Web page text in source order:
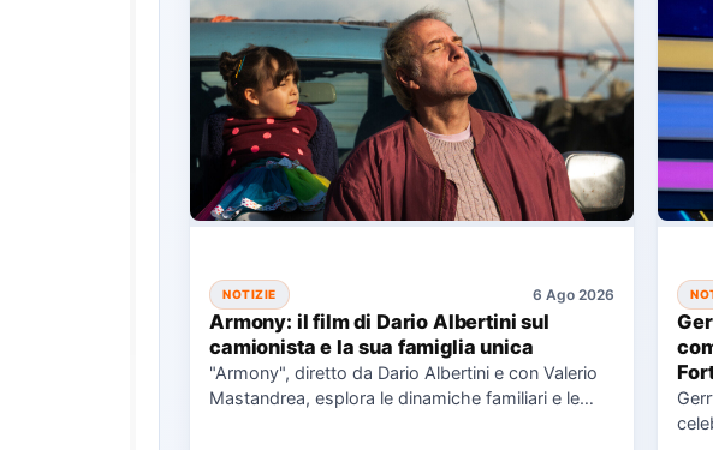
NOTIZIE 6 Ago 2026
Armony: il film di Dario Albertini sul
camionista e la sua famiglia unica
"Armony", diretto da Dario Albertini e con Valerio
Mastandrea, esplora le dinamiche familiari e le